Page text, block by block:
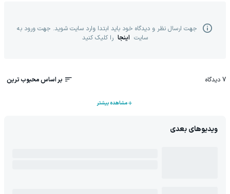
جهت ارسال نظر و دیدگاه خود باید ابتدا وارد سایت شوید. جهت ورود به
سایت اینجا را کلیک کنید
7 دیدگاه بر اساس محبوب ترین
مشاهده بیشتر
ویدیوهای بعدی